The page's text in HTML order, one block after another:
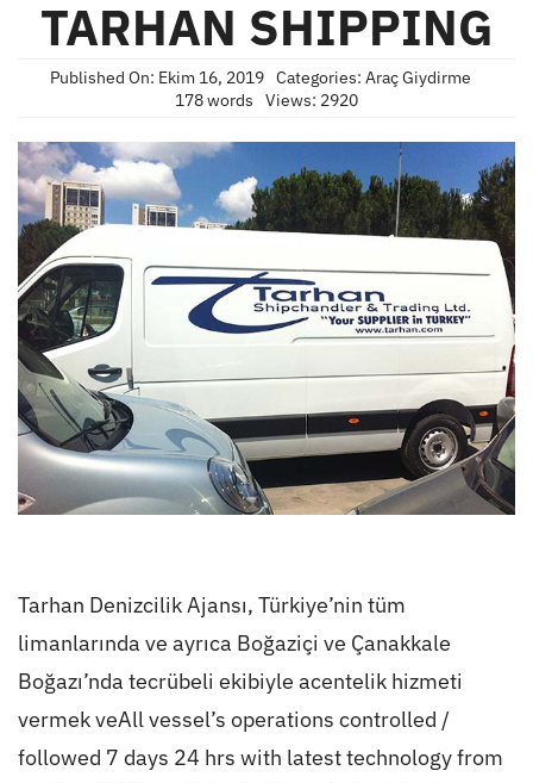
TARHAN SHIPPING
Published On: Ekim 16, 2019 Categories: Araç Giydirme
178 words
Views: 2920
Tarhan Denizcilik Ajansı, Türkiye’nin tüm
limanlarında ve ayrıca Boğaziçi ve Çanakkale
Boğazı’nda tecrübeli ekibiyle acentelik hizmeti
vermek veAll vessel’s operations controlled /
followed 7 days 24 hrs with latest technology from